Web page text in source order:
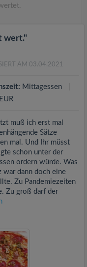
wert."
AM 03.04.2021
Mittagessen
muß ich erst mal
Sätze
mal. Und Ihr müsst
schon unter der
ordern würde. Was
war dann doch eine
Zu Pandemiezeiten
Zu groß darf der